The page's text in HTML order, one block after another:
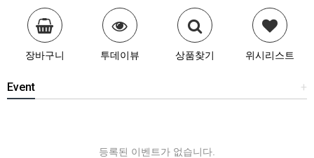
장바구니 투데이뷰 상품찾기 위시리스트
+
Event
등록된 이벤트가 없습니다.